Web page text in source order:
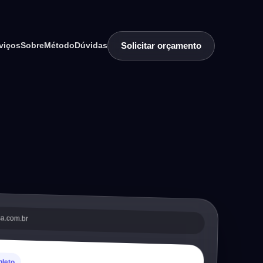
SobreMétodoDúvidas Solicitar orçamento